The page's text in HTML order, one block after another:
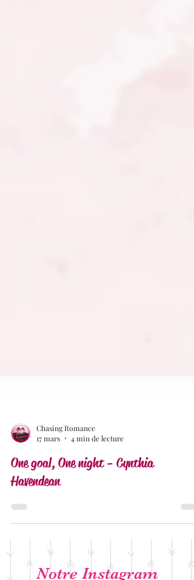
Chasing Romance
17 mars
4 min de lecture
One goal, One night - Cynthia
Havendean